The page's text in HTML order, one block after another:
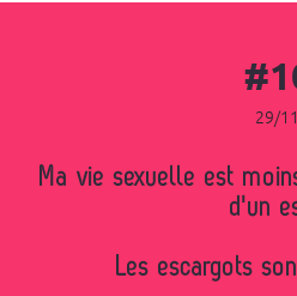
29/
Ma vie sexuelle est moins mouvementée que celle
d'un
Les escargots